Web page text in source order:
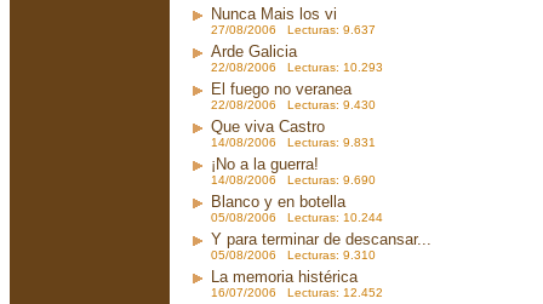
Nunca Mais los vi
27/08/2006 Lecturas: 9.637
Arde Galicia
22/08/2006 Lecturas: 10.293
El fuego no veranea
22/08/2006 Lecturas: 9.430
Que viva Castro
14/08/2006 Lecturas: 9.831
¡No a la guerra!
14/08/2006 Lecturas: 9.690
Blanco y en botella
05/08/2006 Lecturas: 10.244
Y para terminar de descansar...
05/08/2006 Lecturas: 9.310
La memoria histérica
16/07/2006 Lecturas: 12.452